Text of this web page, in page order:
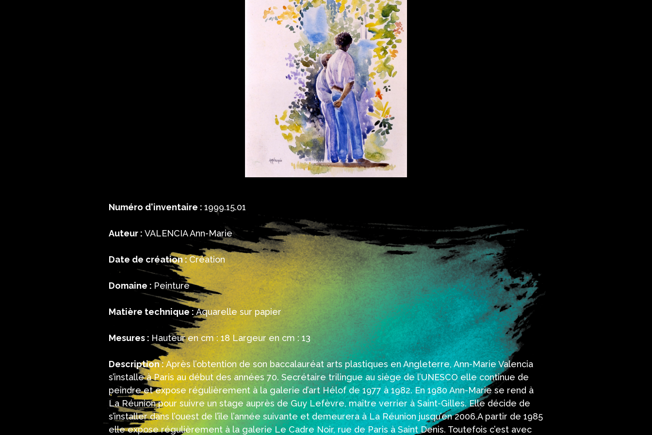
Numéro d'inventaire : 1999.15.01
Auteur : VALENCIA Ann-Marie
Date de création : Création
Domaine : Peinture
Matière technique : Aquarelle sur papier
Mesures : Hauteur en cm : 18 Largeur en cm : 13
Description :Après l’obtention de son baccalauréat arts plastiques en Angleterre, Ann-Marie Valencia
s’installe à Paris au début des années 70. Secrétaire trilingue au siège de l’UNESCO elle continue de
peindre et expose régulièrement à la galerie d’art Hélof de 1977 à 1982. En 1980 Ann-Marie se rend à
La Réunion pour suivre un stage auprès de Guy Lefèvre, maître verrier à Saint-Gilles. Elle décide de
s’installer dans l’ouest de l’île l’année suivante et demeurera à La Réunion jusqu’en 2006.A partir de 1985
elle expose régulièrement à la galerie Le Cadre Noir, rue de Paris à Saint Denis. Toutefois c’est avec